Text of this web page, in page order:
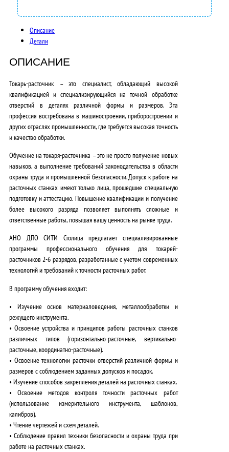
Описание
Детали
ОПИСАНИЕ
Токарь-расточник – это специалист, обладающий высокой
квалификацией и специализирующийся на точной обработке
отверстий в деталях различной формы и размеров. Эта
профессия востребована в машиностроении, приборостроении и
других отраслях промышленности, где требуется высокая точность
и качество обработки.
Обучение на токаря-расточника – это не просто получение новых
навыков, а выполнение требований законодательства в области
охраны труда и промышленной безопасности.Допуск к работе на
расточных станках имеют только лица, прошедшие специальную
подготовку и аттестацию. Повышение квалификации и получение
более высокого разряда позволяет выполнять сложные и
ответственные работы, повышая вашу ценность на рынке труда.
АНО ДПО СИТИ Столица предлагает специализированные
программы профессионального обучения для токарей-
расточников 2-6 разрядов, разработанные с учетом современных
технологий и требований к точности расточных работ.
В программу обучения входит:
• Изучение основ материаловедения, металлообработки и
режущего инструмента.
• Освоение устройства и принципов работы расточных станков
различных типов (горизонтально-расточные, вертикально-
расточные, координатно-расточные).
• Освоение технологии расточки отверстий различной формы и
размеров с соблюдением заданных допусков и посадок.
• Изучение способов закрепления деталей на расточных станках.
• Освоение методов контроля точности расточных работ
(использование измерительного инструмента, шаблонов,
калибров).
• Чтение чертежей и схем деталей.
• Соблюдение правил техники безопасности и охраны труда при
работе на расточных станках.